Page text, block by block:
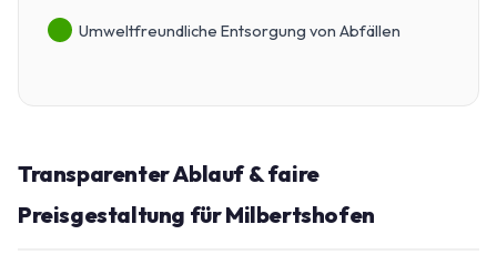
Umweltfreundliche Entsorgung von Abfällen
Transparenter Ablauf & faire
Preisgestaltung für Milbertshofen